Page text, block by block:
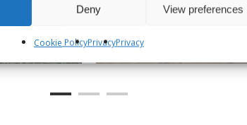
Deny View preferences
Cookie PolicyPrivacyPrivacy